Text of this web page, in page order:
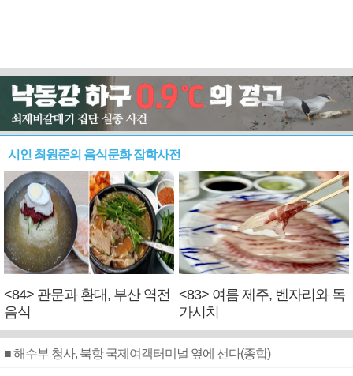
시인 최원준의 음식문화 잡학사전
<84> 관문과 환대, 부산 역전
음식
<83> 여름 제주, 벤자리와 독
가시치
■ 해수부 청사, 북항 국제여객터미널 옆에 선다(종합)